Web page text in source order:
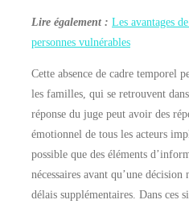
Lire également : Les avantages
personnes vulnérables
Cette absence de cadre temporel
les familles, qui se retrouvent
réponse du juge peut avoir des
émotionnel de tous les acteurs
possible que des éléments
nécessaires avant qu’une
délais supplémentaires. Dans